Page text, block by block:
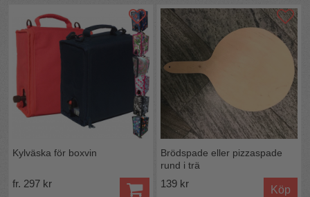
Kylväska för boxvin
fr. 297 kr
Brödspade eller pizzaspade
rund i trä
139 kr
Köp